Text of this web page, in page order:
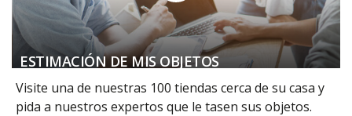
ESTIMACIÓN DE MIS OBJETOS
Visite una de nuestras 100 tiendas cerca de su casa y
pida a nuestros expertos que le tasen sus objetos.